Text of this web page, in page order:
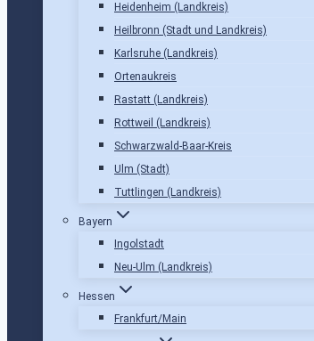
Heidenheim (Landkreis)
Heilbronn (Stadt und Landkreis)
Karlsruhe (Landkreis)
Ortenaukreis
Rastatt (Landkreis)
Rottweil (Landkreis)
Schwarzwald-Baar-Kreis
Ulm (Stadt)
Tuttlingen (Landkreis)
Bayern
Ingolstadt
Neu-Ulm (Landkreis)
Hessen
Frankfurt/Main